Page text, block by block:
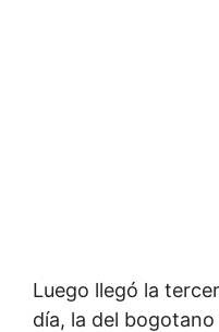
Luego llegó la
día, la del